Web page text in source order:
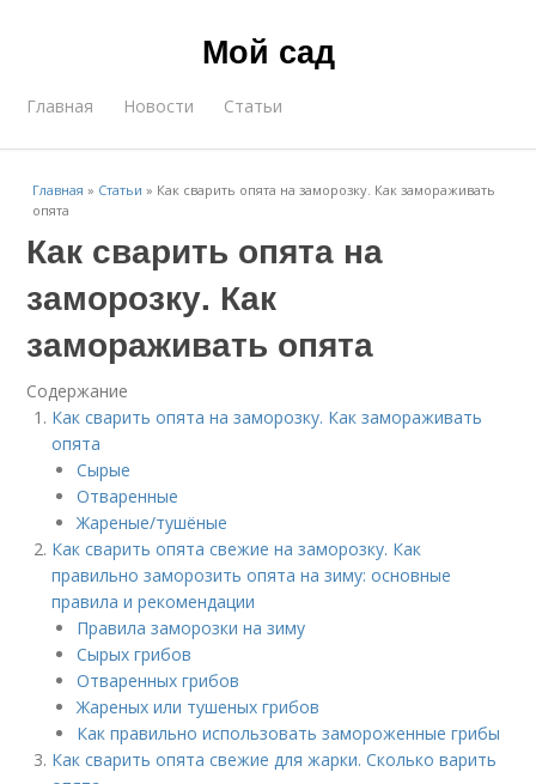
Мой сад
Главная Новости Статьи
Главная » Статьи » Как сварить опята на заморозку. Как замораживать
опята
Как сварить опята на
заморозку. Как
замораживать опята
Содержание
Как сварить опята на заморозку. Как замораживать
опята
Сырые
Отваренные
Жареные/тушёные
Как сварить опята свежие на заморозку. Как
правильно заморозить опята на зиму: основные
правила и рекомендации
Правила заморозки на зиму
Сырых грибов
Отваренных грибов
Жареных или тушеных грибов
Как правильно использовать замороженные грибы
Как сварить опята свежие для жарки. Сколько варить